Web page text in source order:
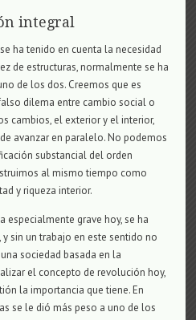
integral
ha tenido en cuenta la necesidad
de estructuras, normalmente se ha
de los dos. Creemos que es
dilema entre cambio social o
cambios, el exterior y el interior,
avanzar en paralelo. No podemos
substancial del orden
al mismo tiempo como
y riqueza interior.
especialmente grave hoy, se ha
sin un trabajo en este sentido no
sociedad basada en la
el concepto de revolución hoy,
la importancia que tiene. En
se le dió más peso a uno de los